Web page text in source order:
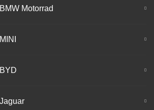
Motorrad